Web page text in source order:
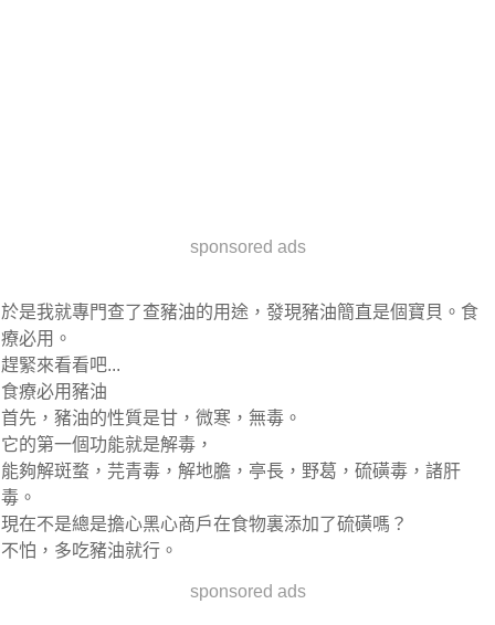
sponsored ads
於是我就專門查了查豬油的用途，發現豬油簡直是個寶貝。食
療必用。
趕緊來看看吧...
食療必用豬油
首先，豬油的性質是甘，微寒，無毒。
它的第一個功能就是解毒，
能夠解斑蝥，芫青毒，解地膽，亭長，野葛，硫磺毒，諸肝
毒。
現在不是總是擔心黑心商戶在食物裏添加了硫磺嗎？
不怕，多吃豬油就行。
sponsored ads